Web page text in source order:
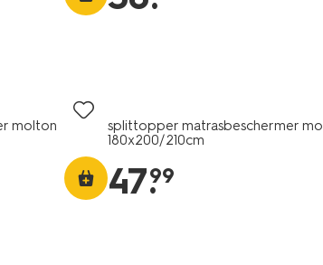
molton
splittopper matrasbeschermer
180x200/210cm
47.
99